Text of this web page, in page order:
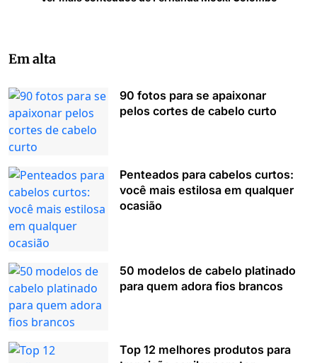
Em alta
90 fotos para se apaixonar
pelos cortes de cabelo curto
Penteados para cabelos curtos:
você mais estilosa em qualquer
ocasião
50 modelos de cabelo platinado
para quem adora fios brancos
Top 12 melhores produtos para